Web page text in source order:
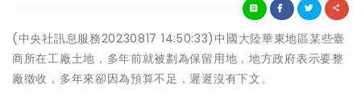
(中央社訊息服務20230817 14:50:33)中國大陸華東地區某些臺
商所在工廠土地，多年前就被劃為保留用地，地方政府表示要整
廠徵收，多年來卻因為預算不足，遲遲沒有下文。